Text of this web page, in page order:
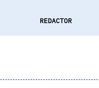
REDACTOR